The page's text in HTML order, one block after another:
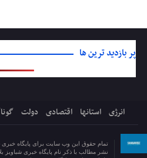
پر بازدید ترین ها
انرژی استانها اقتصادی دولت
تمام حقوق این وب سایت برای پایگاه
نشر مطالب با ذکر نام پایگاه خبری شباویز